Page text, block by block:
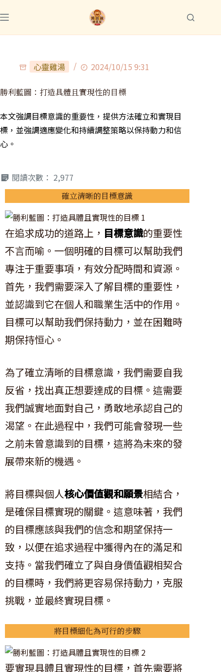
心靈雞湯 2024/10/15 9:31
勝利藍圖：打造具體且實現性的目標
本文強調目標意識的重要性，提供方法確立和實現目
標，並強調適應變化和持續調整策略以保持動力和信
心。
閱讀次數： 2,977
確立清晰的目標意識
在追求成功的道路上， 目標意識的重要性
不言而喻。一個明確的目標可以幫助我們
專注于重要事項，有效分配時間和資源。
首先，我們需要深入了解目標的重要性，
並認識到它在個人和職業生活中的作用。
目標可以幫助我們保持動力，並在困難時
期保持恒心。
為了確立清晰的目標意識，我們需要自我
反省，找出真正想要達成的目標。這需要
我們誠實地面對自己，勇敢地承認自己的
渴望。在此過程中，我們可能會發現一些
之前未曾意識到的目標，這將為未來的發
展帶來新的機遇。
將目標與個人核心價值觀和願景相結合，
是確保目標實現的關鍵。這意味著，我們
的目標應該與我們的信念和期望保持一
致，以便在追求過程中獲得內在的滿足和
支持。當我們確立了與自身價值觀相契合
的目標時，我們將更容易保持動力，克服
挑戰，並最終實現目標。
將目標細化為可行的步驟
要實現具體且實現性的目標，首先需要將